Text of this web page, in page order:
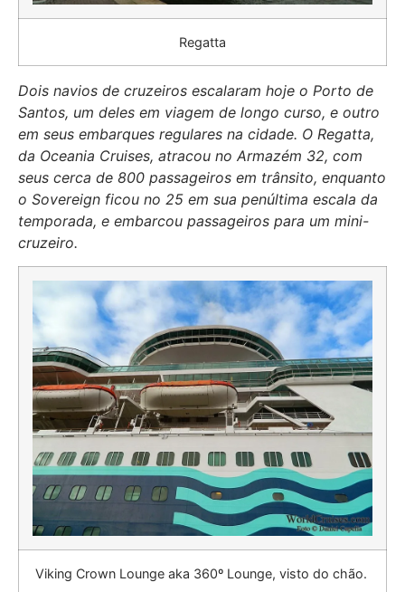
Regatta
Dois navios de cruzeiros escalaram hoje o Porto de
Santos, um deles em viagem de longo curso, e outro
em seus embarques regulares na cidade. O Regatta,
da Oceania Cruises, atracou no Armazém 32, com
seus cerca de 800 passageiros em trânsito, enquanto
o Sovereign ficou no 25 em sua penúltima escala da
temporada, e embarcou passageiros para um mini-
cruzeiro.
Viking Crown Lounge aka 360º Lounge, visto do chão.